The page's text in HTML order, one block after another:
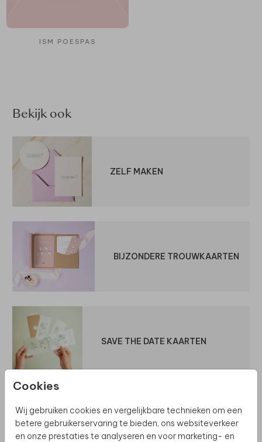
Cookies
Wij gebruiken cookies en vergelijkbare technieken om een
betere gebruikerservaring te bieden, ons websiteverkeer
en onze prestaties te analyseren en voor marketing- en
ISM POESPAS
Bekijk ook
ZELF MAKEN
BIJZONDERE TROUWKAARTEN
SAVE THE DATE KAARTEN
Ontdek meer